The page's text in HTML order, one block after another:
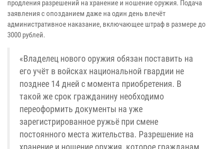
продления разрешений на хранение и ношение оружия. Подача
заявления с опозданием даже на один день влечёт
административное наказание, включающее штраф в размере до
3000 рублей.
«Владелец нового оружия обязан поставить на
его учёт в войсках национальной гвардии не
позднее 14 дней с момента приобретения. В
такой же срок гражданину необходимо
переоформить документы на уже
зарегистрированное ружьё при смене
постоянного места жительства. Разрешение на
хранение и ношение оружия, которое гражданам